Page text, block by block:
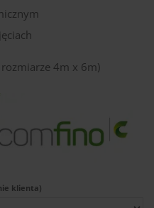
4m x 6m)
klienta)